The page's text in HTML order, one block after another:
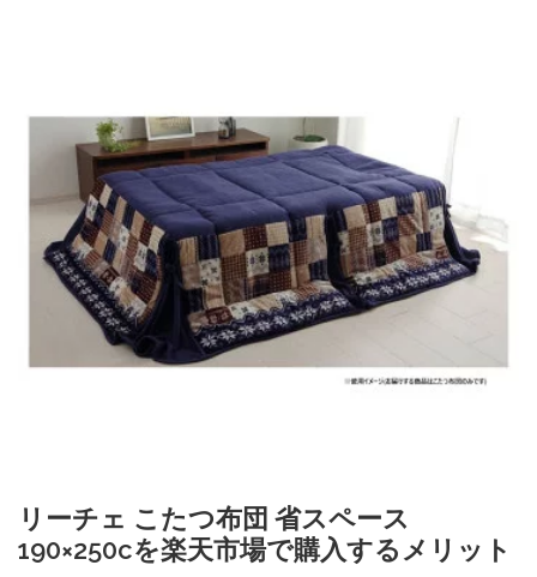
リーチェ こたつ布団 省スペース
190×250cを楽天市場で購入するメリット